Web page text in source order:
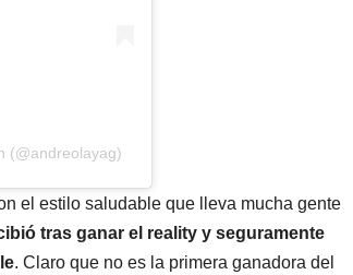
(@andreolayag)
el estilo saludable que lleva mucha gente
tras ganar el reality y seguramente
. Claro que no es la primera ganadora del